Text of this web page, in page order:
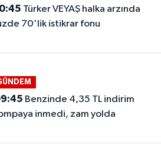
70'lik istikrar fonu
inmedi, zam yolda